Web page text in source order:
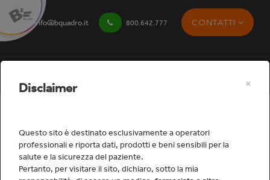
info@bquadro.it 800.642.777 CONTATTI
Studio
Disclaimer ×
Questo sito è destinato esclusivamente a operatori
professionali e riporta dati, prodotti e beni sensibili per la
salute e la sicurezza del paziente.
Pertanto, per visitare il sito, dichiaro, sotto la mia